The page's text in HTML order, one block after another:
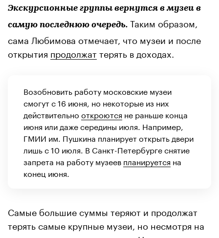
Экскурсионные группы вернутся в музеи в
самую последнюю очередь. Таким образом,
сама Любимова отмечает, что музеи и после
открытия продолжаттерять в доходах.
Возобновить работу московские музеи
смогут с 16 июня, но некоторые из них
действительно откроются не раньше конца
июня или даже середины июля. Например,
ГМИИ им. Пушкина планирует открыть двери
лишь с 10 июля. В Санкт-Петербурге снятие
запрета на работу музеев планируется на
конец июня.
Самые большие суммы теряют и продолжат
терять самые крупные музеи, но несмотря на